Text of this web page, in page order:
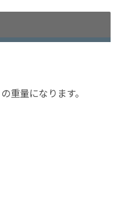
重量になります。